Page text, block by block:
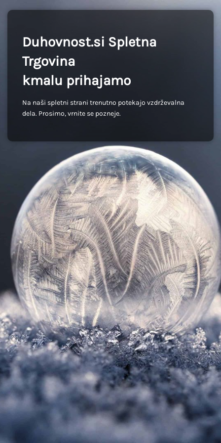
Duhovnost.si Spletna
Trgovina
kmalu prihajamo
Na naši spletni strani trenutno potekajo vzdrževalna
dela. Prosimo, vrnite se pozneje.